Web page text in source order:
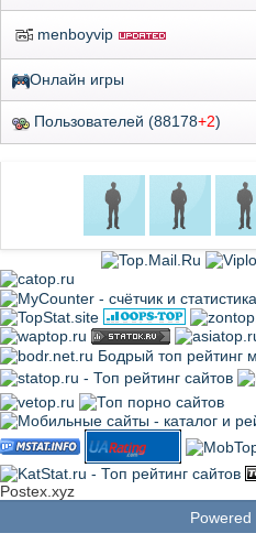
menboyvip
Онлайн игры
Пользователей (88178+2)
Postex.xyz
Powered